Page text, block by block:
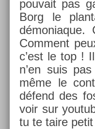
pouvait pas
Borg le
démoniaque.
Com­ment
c’est le top !
n’en suis
même le
défend des
voir sur
tu te taire